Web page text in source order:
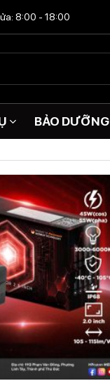
8:00 - 18:00
BẢO DƯỠNG